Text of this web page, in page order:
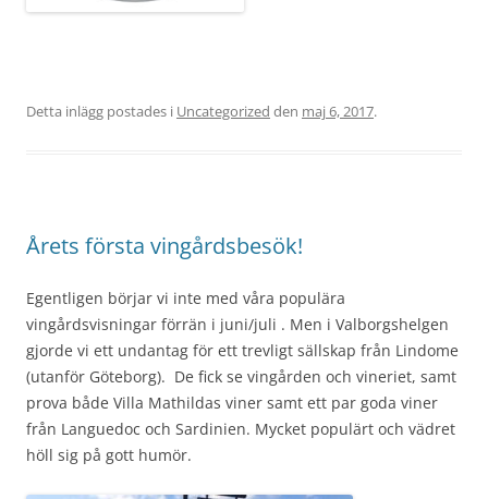
Detta inlägg postades i Uncategorized den maj 6, 2017.
Årets första vingårdsbesök!
Egentligen börjar vi inte med våra populära
vingårdsvisningar förrän i juni/juli . Men i Valborgshelgen
gjorde vi ett undantag för ett trevligt sällskap från Lindome
(utanför Göteborg). De fick se vingården och vineriet, samt
prova både Villa Mathildas viner samt ett par goda viner
från Languedoc och Sardinien. Mycket populärt och vädret
höll sig på gott humör.